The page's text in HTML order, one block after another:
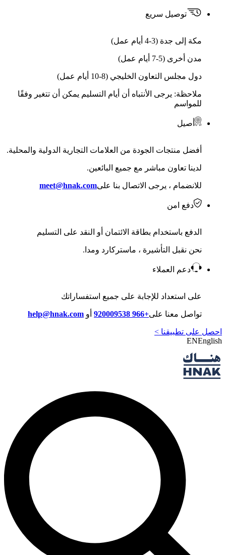
توصيل سريع
مكة إلى جدة (3-4 أيام عمل)
مدن أخرى (5-7 أيام عمل)
دول مجلس التعاون الخليجي (8-10 أيام عمل)
ملاحظة: يرجى الأنتباه أن أيام التسليم يمكن أن تتغير وفقًا
للمواسم
أصيل
أفضل منتجات الجودة من العلامات التجارية الدولية والمحلية.
لدينا تعاون مباشر مع جميع البائعين.
للانضمام ، يرجى الاتصال بنا علىmeet@hnak.com
دفع امن
الدفع باستخدام بطاقة الائتمان أو النقد على التسليم
نحن نقبل التأشيرة ، ماستركارد ومدا.
دعم العملاء
على استعداد للإجابة على جميع استفساراتك
تواصل معنا على+966 920009538 أو help@hnak.com
احصل على تطبيقنا >
ENEnglish